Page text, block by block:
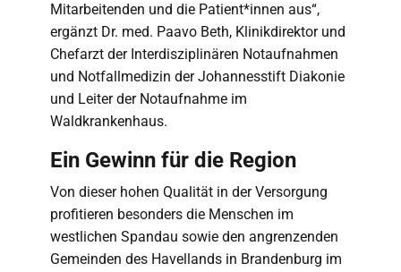
Mitarbeitenden und die Patient*innen aus“,
ergänzt Dr. med. Paavo Beth, Klinikdirektor und
Chefarzt der Interdisziplinären Notaufnahmen
und Notfallmedizin der Johannesstift Diakonie
und Leiter der Notaufnahme im
Waldkrankenhaus.
Ein Gewinn für die Region
Von dieser hohen Qualität in der Versorgung
profitieren besonders die Menschen im
westlichen Spandau sowie den angrenzenden
Gemeinden des Havellands in Brandenburg im